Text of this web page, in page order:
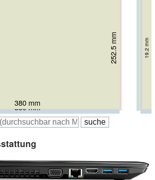
378 mm
256 mm 30.9 mm
384 mm
255 mm 24 mm
381.6 mm
256 mm 24.9 mm
380 mm
262 mm 22.9 mm
380 mm
252.5 mm 19.2 mm